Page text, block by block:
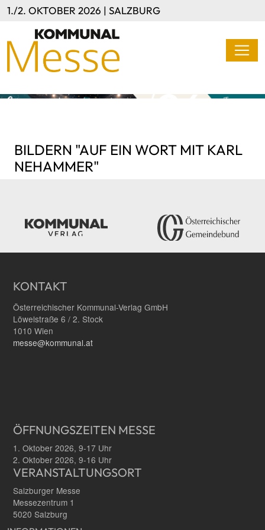
Direkt zum Inhalt
1./2. OKTOBER 2026 | SALZBURG
BILDERN "AUF EIN WORT MIT KARL
NEHAMMER"
KONTAKT
Österreichischer Kommunal-Verlag GmbH
Löwelstraße 6 / 2. Stock
1010 Wien
messe@kommunal.at
ÖFFNUNGSZEITEN MESSE
1. Oktober 2026, 9-17 Uhr
2. Oktober 2026, 9-16 Uhr
VERANSTALTUNGSORT
Salzburger Messe
Messezentrum 1
5020 Salzburg